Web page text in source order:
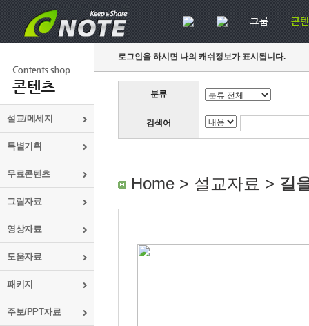
설교/메세지
특별기획
무료콘텐츠
그림자료
영상자료
도움자료
패키지
주보/PPT자료
로그인을 하시면 나의 캐쉬정보가 표시됩니다.
분류
검색어
Home > 설교자료 > 길